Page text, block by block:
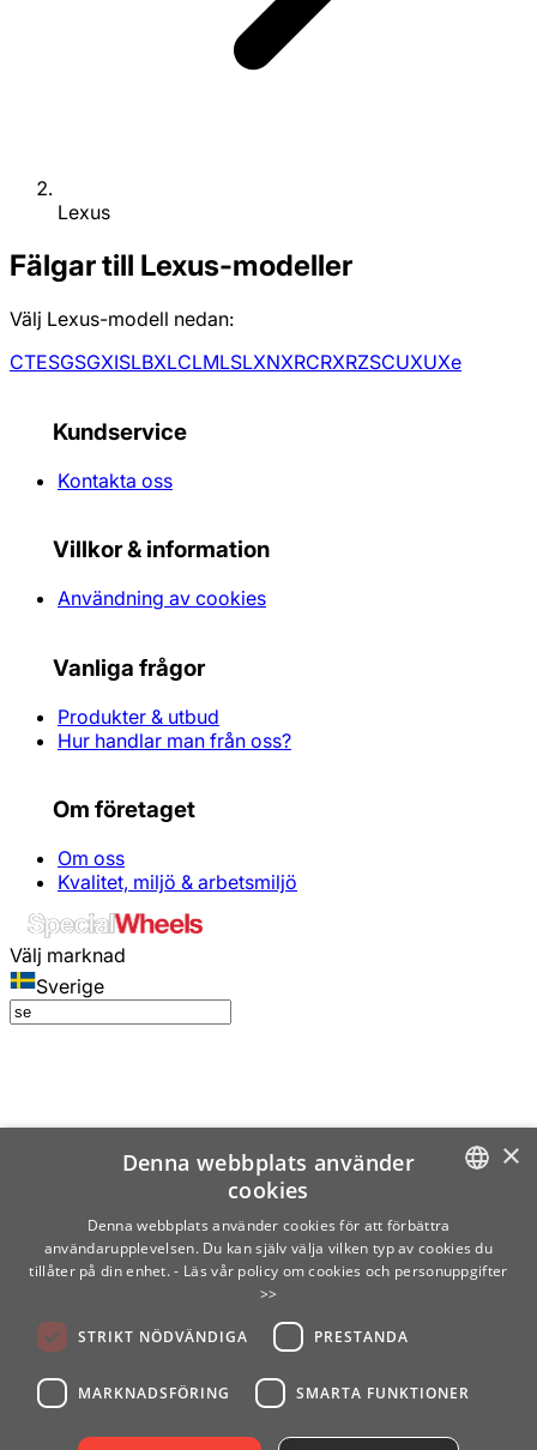
Lexus
Fälgar till Lexus-modeller
Välj Lexus-modell nedan:
CTESGSGXISLBXLCLMLSLXNXRCRXRZSCUXUXe
Kundservice
Kontakta oss
Villkor & information
Användning av cookies
Vanliga frågor
Produkter & utbud
Hur handlar man från oss?
Om företaget
Om oss
Kvalitet, miljö & arbetsmiljö
Välj marknad
Sverige
SWEDISH
×
Denna webbplats använder
cookies
Denna webbplats använder cookies för att förbättra
användarupplevelsen. Du kan själv välja vilken typ av cookies du
tillåter på din enhet. - Läs vår policy om cookies och personuppgifter
>>
STRIKT NÖDVÄNDIGA PRESTANDA
MARKNADSFÖRING SMARTA FUNKTIONER